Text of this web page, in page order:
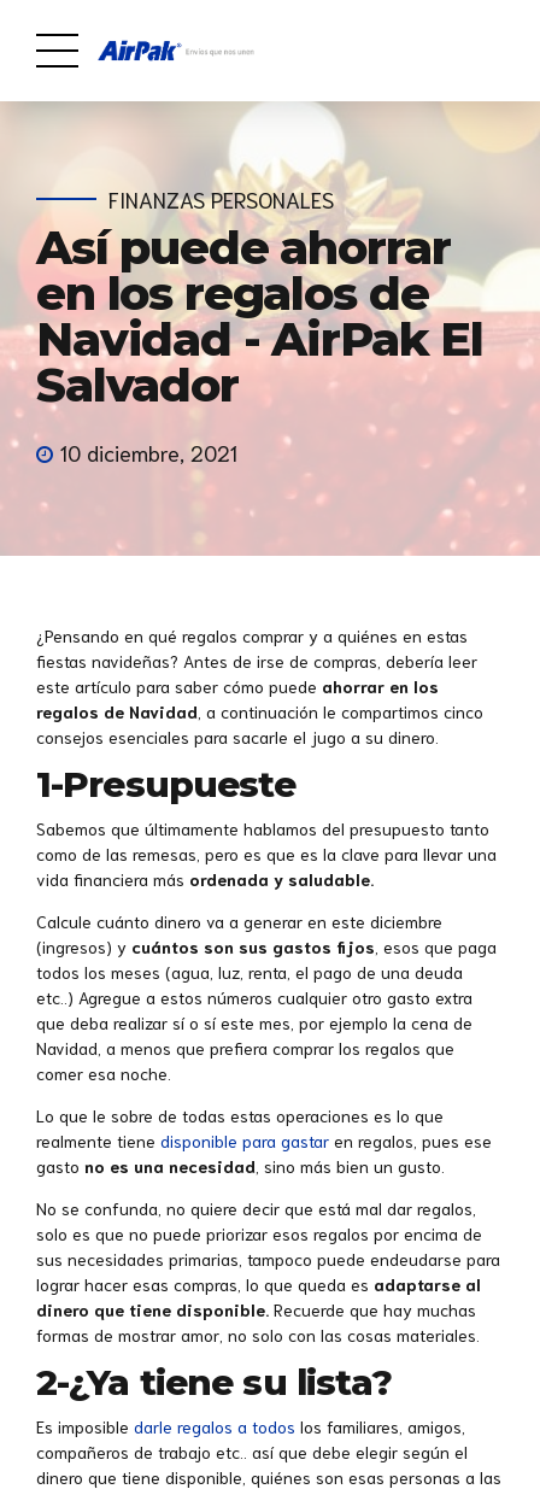
FINANZAS PERSONALES
Así puede ahorrar
en los regalos de
Navidad - AirPak El
Salvador
10 diciembre, 2021
¿Pensando en qué regalos comprar y a quiénes en estas
fiestas navideñas? Antes de irse de compras, debería leer
este artículo para saber cómo puede ahorrar en los
regalos de Navidad , a continuación le compartimos cinco
consejos esenciales para sacarle el jugo a su dinero.
1-Presupueste
Sabemos que últimamente hablamos del presupuesto tanto
como de las remesas, pero es que es la clave para llevar una
vida financiera más ordenada y saludable.
Calcule cuánto dinero va a generar en este diciembre
(ingresos) y cuántos son sus gastos fijos , esos que paga
todos los meses (agua, luz, renta, el pago de una deuda
etc..) Agregue a estos números cualquier otro gasto extra
que deba realizar sí o sí este mes, por ejemplo la cena de
Navidad, a menos que prefiera comprar los regalos que
comer esa noche.
Lo que le sobre de todas estas operaciones es lo que
realmente tiene disponible para gastar en regalos, pues ese
gasto no es una necesidad , sino más bien un gusto.
No se confunda, no quiere decir que está mal dar regalos,
solo es que no puede priorizar esos regalos por encima de
sus necesidades primarias, tampoco puede endeudarse para
lograr hacer esas compras, lo que queda es adaptarse al
dinero que tiene disponible. Recuerde que hay muchas
formas de mostrar amor, no solo con las cosas materiales.
2-¿Ya tiene su lista?
Es imposible darle regalos a todos los familiares, amigos,
compañeros de trabajo etc.. así que debe elegir según el
dinero que tiene disponible, quiénes son esas personas a las